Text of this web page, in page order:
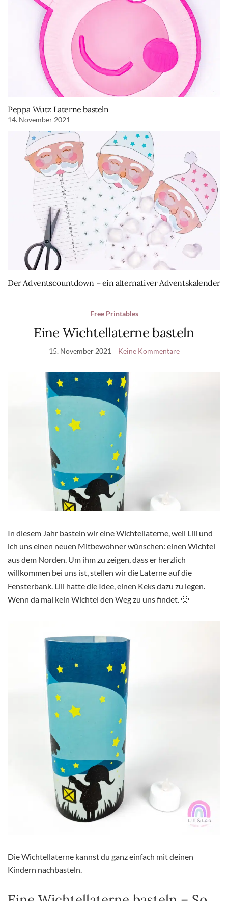
Peppa Wutz Laterne basteln
14. November 2021
Der Adventscountdown – ein alternativer Adventskalender
Free Printables
Eine Wichtellaterne basteln
15. November 2021 Keine Kommentare
In diesem Jahr basteln wir eine Wichtellaterne, weil Lili und
ich uns einen neuen Mitbewohner wünschen: einen Wichtel
aus dem Norden. Um ihm zu zeigen, dass er herzlich
willkommen bei uns ist, stellen wir die Laterne auf die
Fensterbank. Lili hatte die Idee, einen Keks dazu zu legen.
Wenn da mal kein Wichtel den Weg zu uns findet. 🙂
Die Wichtellaterne kannst du ganz einfach mit deinen
Kindern nachbasteln.